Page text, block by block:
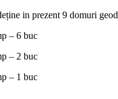
in prezent 9 domuri
– 6 buc
– 2 buc
– 1 buc